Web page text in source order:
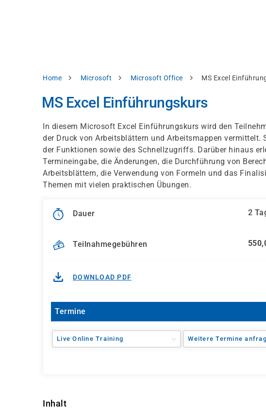
Pfadnavigation
Home Microsoft Microsoft Office MS Excel
MS Excel Einführungskurs
In diesem Microsoft Excel Einführungskurs wird den
der Druck von Arbeitsblättern und Arbeitsmappen vermittelt.
der Funktionen sowie des Schnellzugriffs. Darüber hinaus
Termineingabe, die Änderungen, die Durchführung von
Arbeitsblättern, die Verwendung von Formeln und das
Themen mit vielen praktischen Übungen.
Dauer 2
Teilnahmegebühren
DOWNLOAD PDF
Termine
Live Online Training Weitere Termine
Inhalt
Datenschutzhinweis